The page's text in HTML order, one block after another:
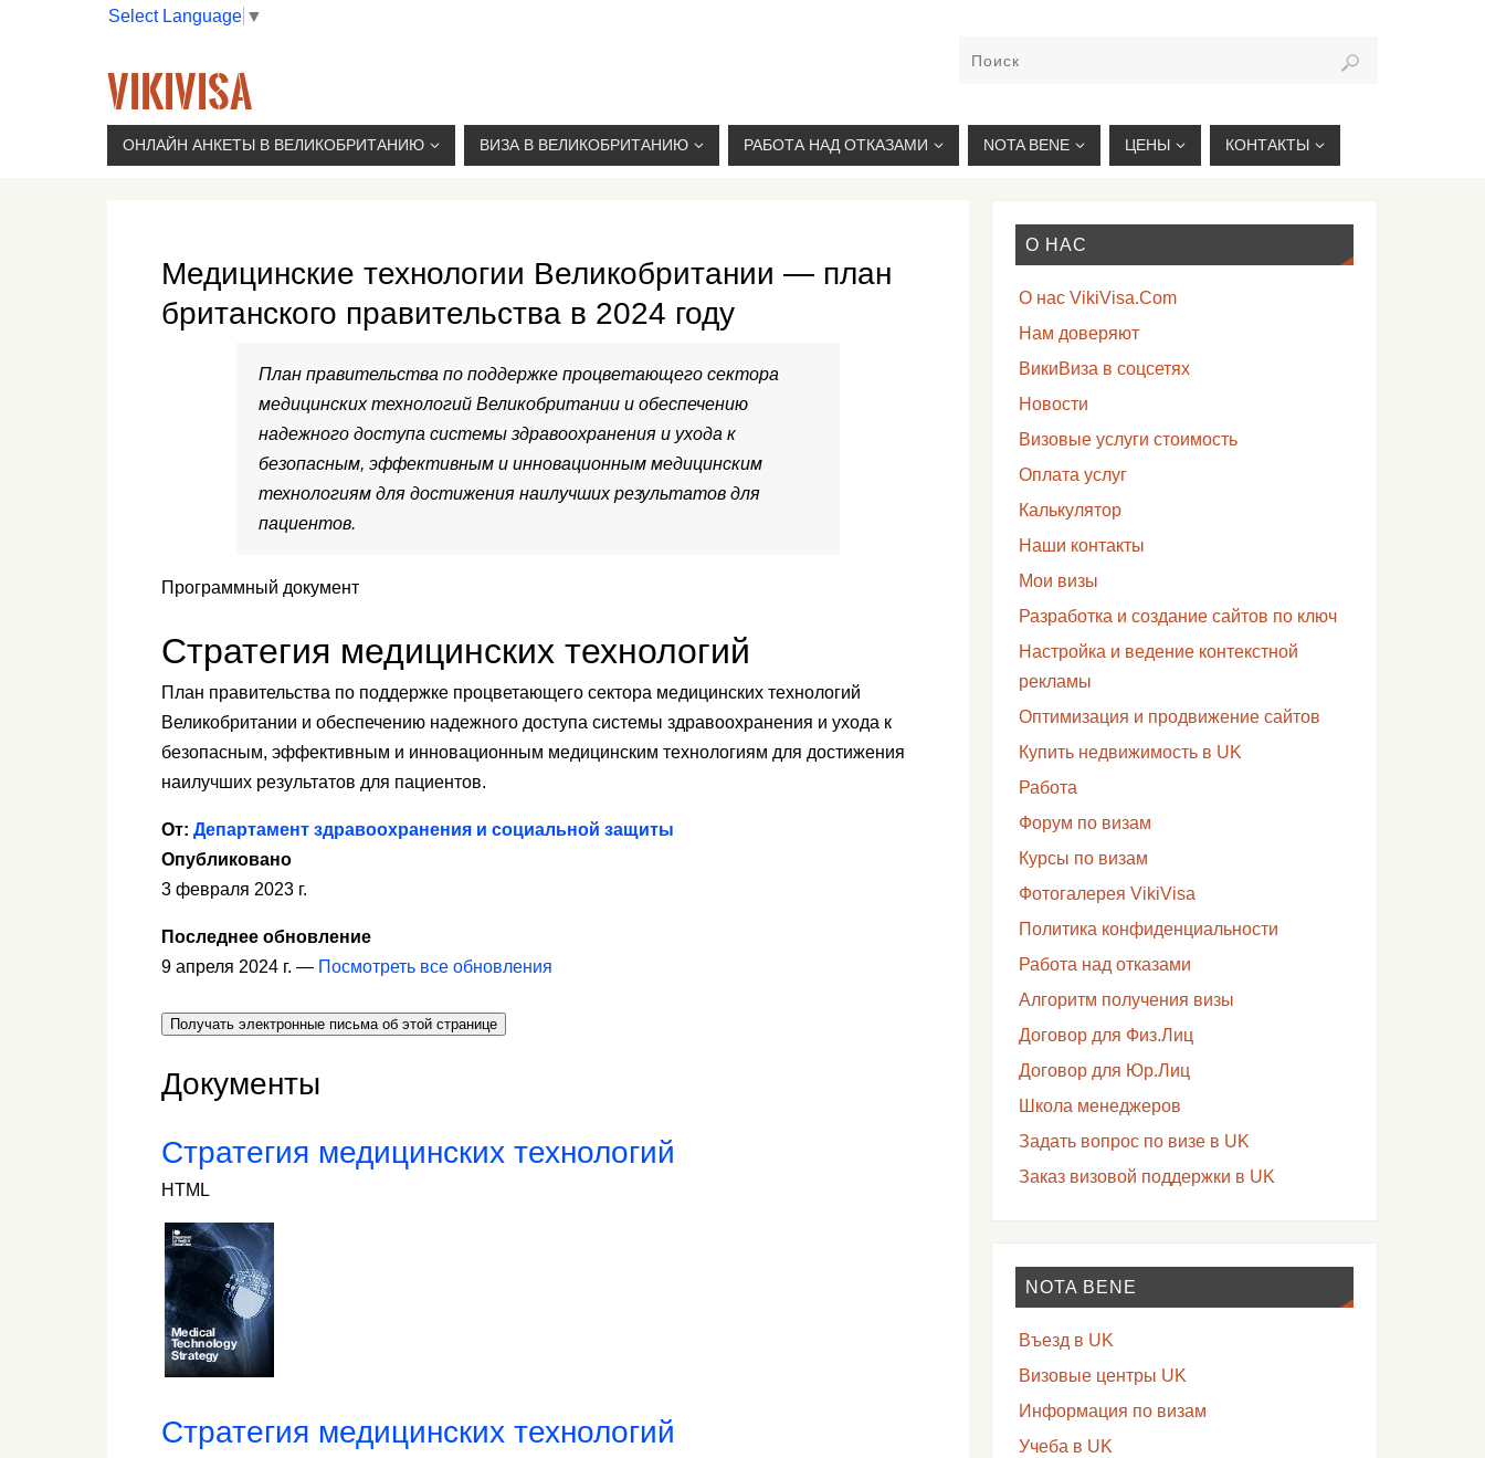
Select Language ▼
VIKIVISA
Г. МОСКВА, 2-Й СЫРОМЯТНИЧЕСКИЙ ПЕР., 11, М. КУРСКАЯ, +7(926)734-03-33, +7(926)274-03-33, VISA@VIKIVISA.RU
ОНЛАЙН АНКЕТЫ В ВЕЛИКОБРИТАНИЮ ВИЗА В ВЕЛИКОБРИТАНИЮ РАБОТА НАД ОТКАЗАМИ NOTA BENE ЦЕНЫ КОНТАКТЫ
Медицинские технологии Великобритании — план
британского правительства в 2024 году
План правительства по поддержке процветающего сектора
медицинских технологий Великобритании и обеспечению
надежного доступа системы здравоохранения и ухода к
безопасным, эффективным и инновационным медицинским
технологиям для достижения наилучших результатов для
пациентов.
Программный документ
Стратегия медицинских технологий
План правительства по поддержке процветающего сектора медицинских технологий
Великобритании и обеспечению надежного доступа системы здравоохранения и ухода к
безопасным, эффективным и инновационным медицинским технологиям для достижения
наилучших результатов для пациентов.
От: Департамент здравоохранения и социальной защиты
Опубликовано
3 февраля 2023 г.
Последнее обновление
9 апреля 2024 г. — Посмотреть все обновления
Получать электронные письма об этой странице
Документы
Стратегия медицинских технологий
HTML
Стратегия медицинских технологий
О НАС
О нас VikiVisa.Com
Нам доверяют
ВикиВиза в соцсетях
Новости
Визовые услуги стоимость
Оплата услуг
Калькулятор
Наши контакты
Мои визы
Разработка и создание сайтов по ключ
Настройка и ведение контекстной
рекламы
Оптимизация и продвижение сайтов
Купить недвижимость в UK
Работа
Форум по визам
Курсы по визам
Фотогалерея VikiVisa
Политика конфиденциальности
Работа над отказами
Алгоритм получения визы
Договор для Физ.Лиц
Договор для Юр.Лиц
Школа менеджеров
Задать вопрос по визе в UK
Заказ визовой поддержки в UK
NOTA BENE
Въезд в UK
Визовые центры UK
Информация по визам
Учеба в UK